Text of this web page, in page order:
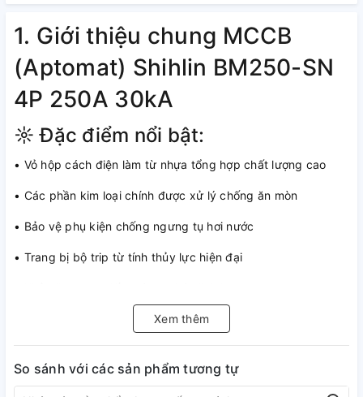
1. Giới thiệu chung MCCB
(Aptomat) Shihlin BM250-SN
4P 250A 30kA
☼ Đặc điểm nổi bật:
• Vỏ hộp cách điện làm từ nhựa tổng hợp chất lượng cao
• Các phần kim loại chính được xử lý chống ăn mòn
• Bảo vệ phụ kiện chống ngưng tụ hơi nước
• Trang bị bộ trip từ tính thủy lực hiện đại
• Bảo vệ hiệu quả chống quá tải và ngắn mạch trong hệ
• Lắp đặt dễ dàng, kết nối nhanh chóng qua kẹp thiết bị đầu
cuối
Xem thêm
So sánh với các sản phẩm tương tự